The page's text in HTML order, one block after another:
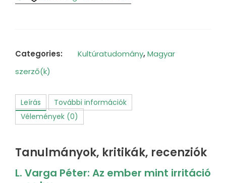
Categories: Kultúratudomány,Magyar
szerző(k)
Leírás
További információk
Vélemények (0)
Tanulmányok, kritikák, recenziók
L. Varga Péter: Az ember mint irritáció